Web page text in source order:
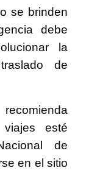
se brinden
debe
la
de
esté
de
en el sitio